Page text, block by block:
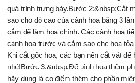
quá trình trưng bày.Bước 2:&nbsp;Cắt
sao cho độ cao của cành hoa bằng 3
cắm để làm hoa chính. Các cành hoa
cành hoa trước và cắm sao cho hoa tỏa
Khi cắt gốc hoa, các bạn nên cắt vát
nhé!Bước 3:&nbsp;Để bình hoa thêm
hãy dùng lá cọ điểm thêm cho phần